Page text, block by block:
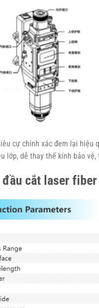
cự chính xác đem lại hiệu
lớp, dễ thay thế kính bảo
cắt laser fiber